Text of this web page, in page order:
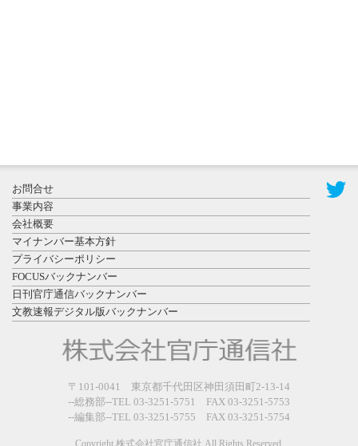
登録有形文
化財となっ
た東北大植
物園八...
日更新
県警等と大
規模災害時
お問合せ
事業内容
会社概要
マイナンバー基本方針
プライバシーポリシー
FOCUSバックナンバー
日刊官庁通信バックナンバー
文教速報デジタル版バックナンバー
〒101-0041 東京都千代田区神田須田町2-13-14
--総務部--TEL 03-3251-5751 FAX 03-3251-5753
--編集部--TEL 03-3251-5755 FAX 03-3251-5754
Copyright 株式会社官庁通信社 All Rights Reserved.